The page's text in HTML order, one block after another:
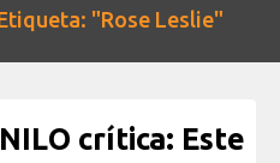
"Rose Leslie"
crítica: Este